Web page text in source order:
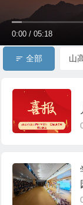
0:00 / 05:18
全部 山